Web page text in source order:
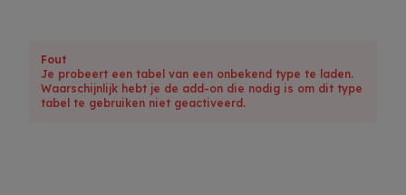
Fout
Je probeert een tabel van een onbekend type te laden.
Waarschijnlijk hebt je de add-on die nodig is om dit type
tabel te gebruiken niet geactiveerd.